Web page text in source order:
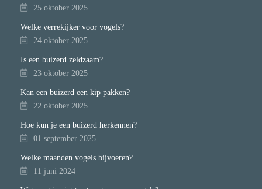
25 oktober 2025
Welke verrekijker voor vogels?
24 oktober 2025
Is een buizerd zeldzaam?
23 oktober 2025
Kan een buizerd een kip pakken?
22 oktober 2025
Hoe kun je een buizerd herkennen?
01 september 2025
Welke maanden vogels bijvoeren?
11 juni 2024